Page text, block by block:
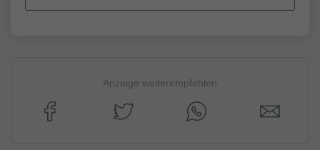
Anzeige weiterempfehlen